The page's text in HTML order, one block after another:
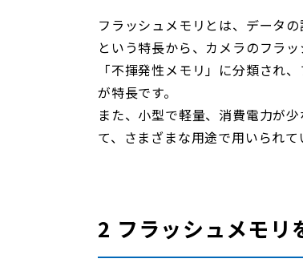
フラッシュメモリとは、データ
という特長から、カメラのフラ
「不揮発性メモリ」に分類され
が特長です。
また、小型で軽量、消費電力が
て、さまざまな用途で用いられて
2 フラッシュメモリ